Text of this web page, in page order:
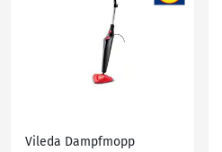
Vileda Dampfmopp